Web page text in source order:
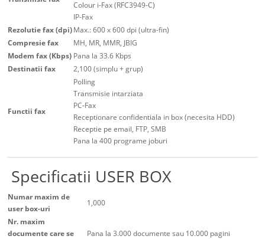
Colour i-Fax (RFC3949-C)
IP-Fax
Rezolutie fax (dpi)Max.: 600 x 600 dpi (ultra-fin)
Compresie fax
MH, MR, MMR, JBIG
Modem fax (Kbps) Pana la 33.6 Kbps
Destinatii fax
2,100 (simplu + grup)
Functii fax
Polling
Transmisie intarziata
PC-Fax
Receptionare confidentiala in box (necesita HDD)
Receptie pe email, FTP, SMB
Pana la 400 programe joburi
Specificatii USER BOX
Numar maxim de
user box-uri
1,000
Nr. maxim
documente care se
Pana la 3.000 documente sau 10.000 pagini